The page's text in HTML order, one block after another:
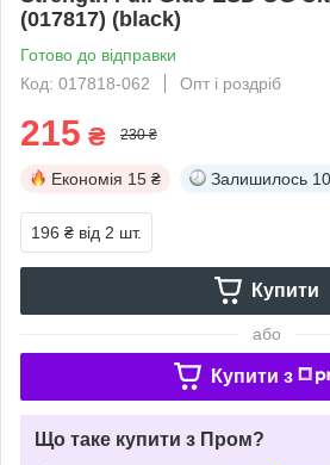
(017817) (black)
Готово до відправки
Код: 017818-062
Опт і роздріб
215 ₴ 230 ₴
Економія 15 ₴ Залишилось
196 ₴ від 2 шт.
Купити
або
Купити з
Що таке купити з Пром?